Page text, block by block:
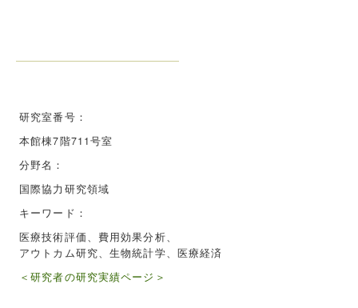
研究室番号：
本館棟7階711号室
分野名：
国際協力研究領域
キーワード：
医療技術評価、費用効果分析、
アウトカム研究、生物統計学、医療経済
＜研究者の研究実績ページ＞